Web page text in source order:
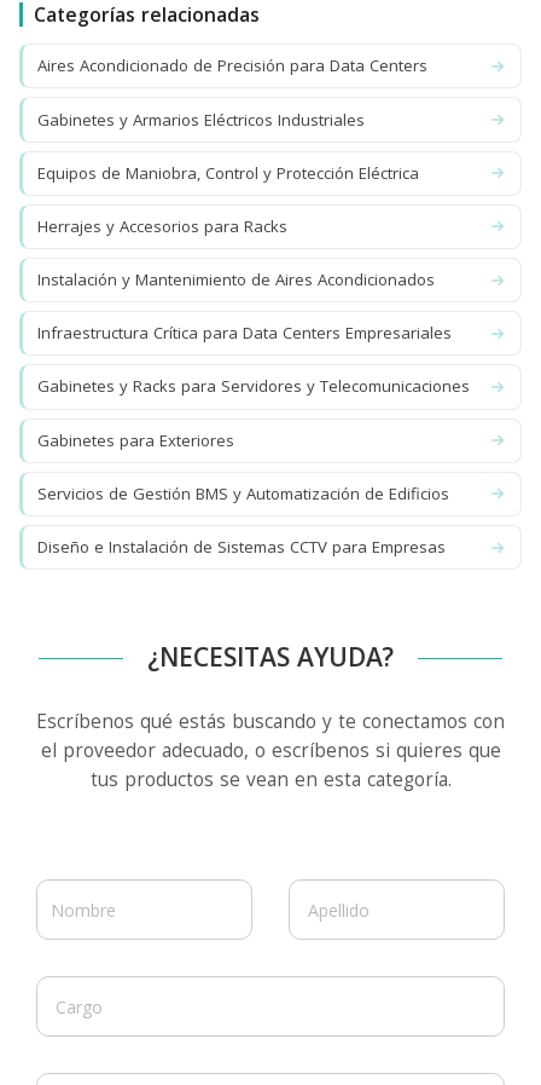
Categorías relacionadas
Aires Acondicionado de Precisión para Data Centers
Gabinetes y Armarios Eléctricos Industriales
Equipos de Maniobra, Control y Protección Eléctrica
Herrajes y Accesorios para Racks
Instalación y Mantenimiento de Aires Acondicionados
Infraestructura Crítica para Data Centers Empresariales
Gabinetes y Racks para Servidores y Telecomunicaciones
Gabinetes para Exteriores
Servicios de Gestión BMS y Automatización de Edificios
Diseño e Instalación de Sistemas CCTV para Empresas
¿NECESITAS AYUDA?
Escríbenos qué estás buscando y te conectamos con
el proveedor adecuado, o escríbenos si quieres que
tus productos se vean en esta categoría.